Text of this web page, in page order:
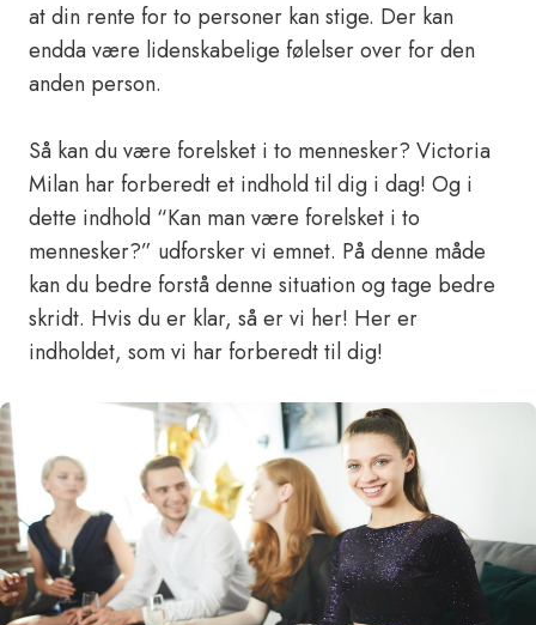
at din rente for to personer kan stige. Der kan
endda være lidenskabelige følelser over for den
anden person.
Så kan du være forelsket i to mennesker? Victoria
Milan har forberedt et indhold til dig i dag! Og i
dette indhold “Kan man være forelsket i to
mennesker?” udforsker vi emnet. På denne måde
kan du bedre forstå denne situation og tage bedre
skridt. Hvis du er klar, så er vi her! Her er
indholdet, som vi har forberedt til dig!